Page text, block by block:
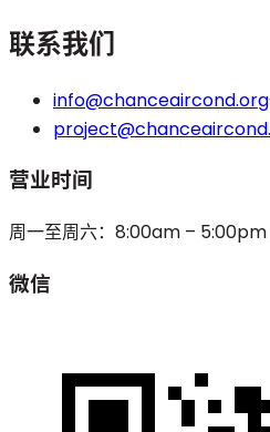
联系我们
info@chanceaircond.org
营业时间
周一至周六：8:00am – 5:00pm
微信